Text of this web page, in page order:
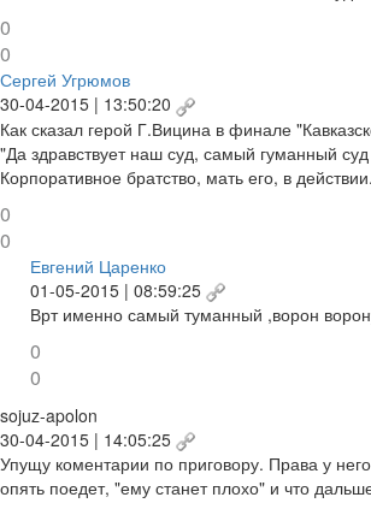
0
0
Сергей Угрюмов
30-04-2015 | 13:50:20
Как сказал герой Г.Вицина в финале
"Да здравствует наш суд, самый гуманный
Корпоративное братство, мать его, в
0
0
Евгений Царенко
01-05-2015 | 08:59:25
Врт именно самый туманный ,ворон
0
0
sojuz-apolon
30-04-2015 | 14:05:25
Упущу коментарии по приговору. Права у
опять поедет, "ему станет плохо" и что